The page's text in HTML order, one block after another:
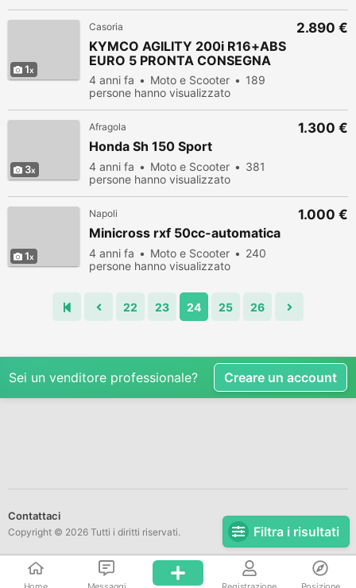
Filtra i risultati
1
Casoria
KYMCO AGILITY 200i R16+ABS
EURO 5 PRONTA CONSEGNA
4 anni fa Moto e Scooter
189
persone hanno visualizzato
2.890 €
3
Afragola
Honda Sh 150 Sport
4 anni fa Moto e Scooter
381
persone hanno visualizzato
1.300 €
1
Napoli
Minicross rxf 50cc-automatica
4 anni fa Moto e Scooter
240
persone hanno visualizzato
1.000 €
22 23 24 25 26
Sei un venditore professionale? Creare un account
Contattaci
Copyright © 2026 Tutti i diritti riservati.